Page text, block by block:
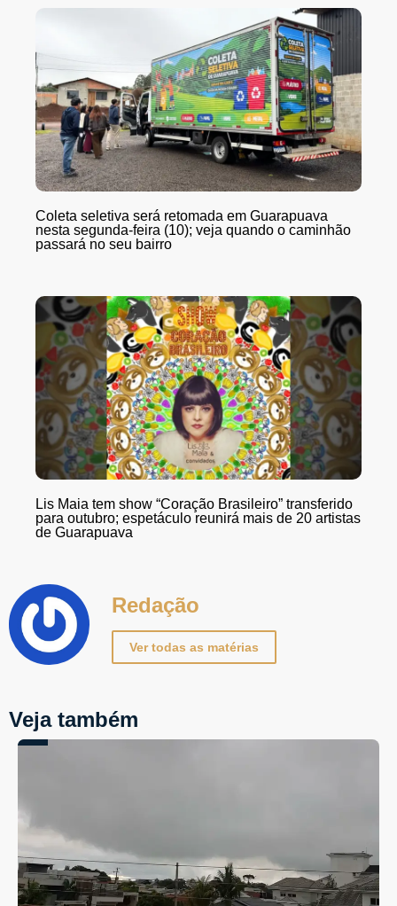
Coleta seletiva será retomada em Guarapuava
nesta segunda-feira (10); veja quando o caminhão
passará no seu bairro
Lis Maia tem show “Coração Brasileiro” transferido
para outubro; espetáculo reunirá mais de 20 artistas
de Guarapuava
Redação
Ver todas as matérias
Veja também